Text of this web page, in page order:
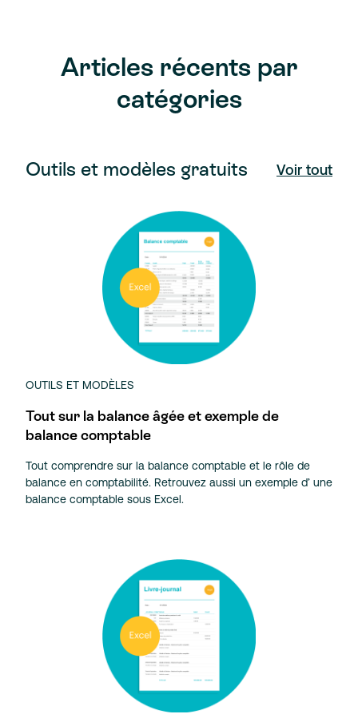
Articles récents par
catégories
Outils et modèles gratuits Voir tout
OUTILS ET MODÈLES
Tout sur la balance âgée et exemple de
balance comptable
Tout comprendre sur la balance comptable et le rôle de
balance en comptabilité. Retrouvez aussi un exemple d’ une
balance comptable sous Excel.